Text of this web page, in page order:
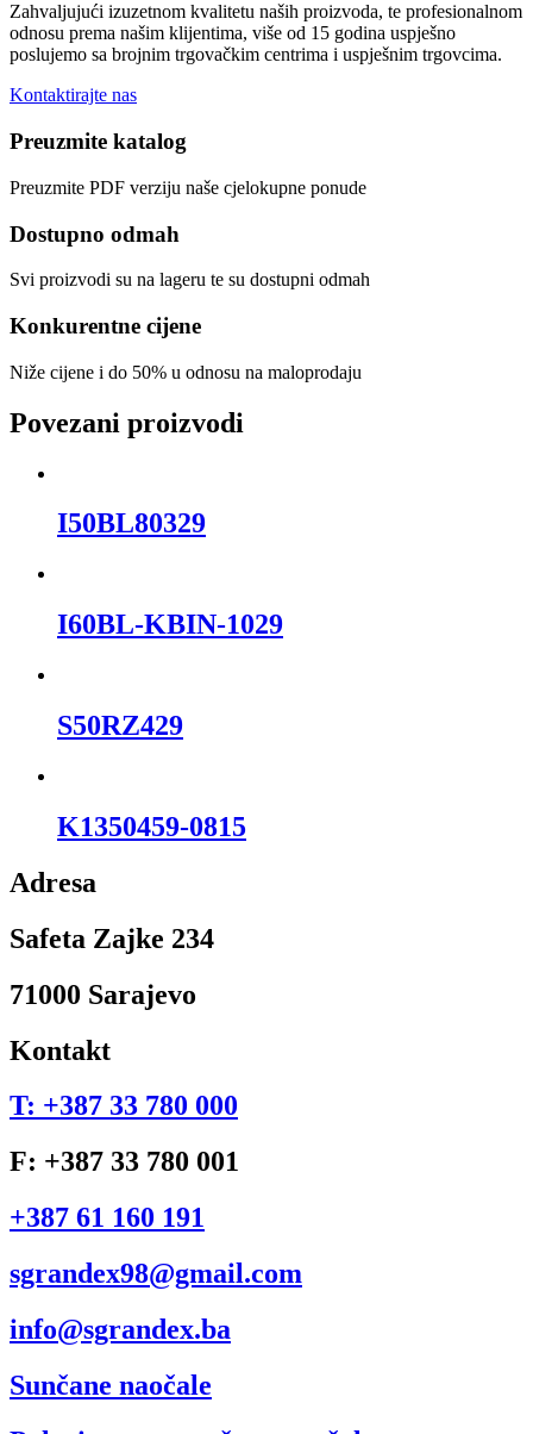
Zahvaljujući izuzetnom kvalitetu naših proizvoda, te profesionalnom
odnosu prema našim klijentima, više od 15 godina uspješno
poslujemo sa brojnim trgovačkim centrima i uspješnim trgovcima.
Kontaktirajte nas
Preuzmite katalog
Preuzmite PDF verziju naše cjelokupne ponude
Dostupno odmah
Svi proizvodi su na lageru te su dostupni odmah
Konkurentne cijene
Niže cijene i do 50% u odnosu na maloprodaju
Povezani proizvodi
I50BL80329
I60BL-KBIN-1029
S50RZ429
K1350459-0815
Adresa
Safeta Zajke 234
71000 Sarajevo
Kontakt
T: +387 33 780 000
F: +387 33 780 001
+387 61 160 191
sgrandex98@gmail.com
info@sgrandex.ba
Sunčane naočale